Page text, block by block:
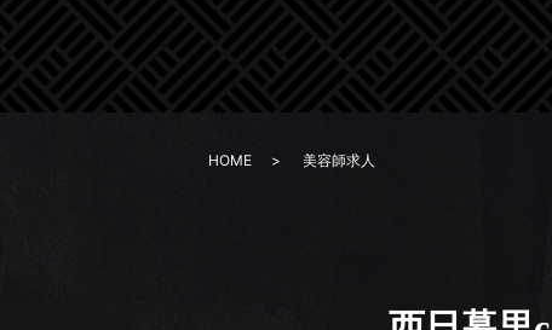
HOME 美容師求人